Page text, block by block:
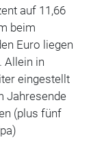
auf 11,66
beim
Euro liegen
Allein in
eingestellt
Jahresende
(plus fünf